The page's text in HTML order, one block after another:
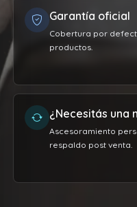
Garantía oficial
Cobertura por
productos.
¿Necesitás una
Ascesoramiento
respaldo post venta.